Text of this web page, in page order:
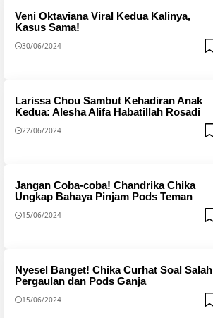
Veni Oktaviana Viral Kedua Kalinya,
Kasus Sama!
30/06/2024
Larissa Chou Sambut Kehadiran Anak
Kedua: Alesha Alifa Habatillah Rosadi
22/06/2024
Jangan Coba-coba! Chandrika Chika
Ungkap Bahaya Pinjam Pods Teman
15/06/2024
Nyesel Banget! Chika Curhat Soal Salah
Pergaulan dan Pods Ganja
15/06/2024